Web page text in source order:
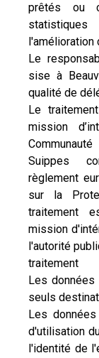
prêtés ou
l'amélioration
Le
sise à
qualité de
Le
mission
Suippes
règlement
sur la
traitement
mission
l'autorité
traitement
Les données
seuls
Les
d'utilisation
l'identité de